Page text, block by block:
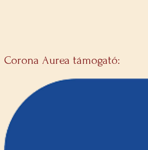
Corona Aurea támogató: